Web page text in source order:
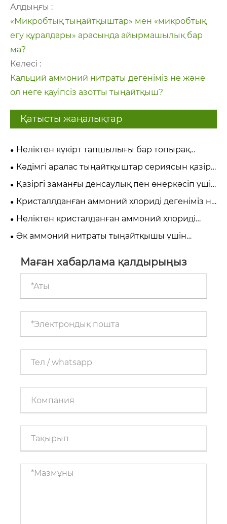
Алдыңғы :
«Микробтық тыңайтқыштар» мен «микробтық
егу құралдары» арасында айырмашылық бар
ма?
Келесі :
Кальций аммоний нитраты дегеніміз не және
ол неге қауіпсіз азотты тыңайтқыш?
Қатысты жаңалықтар
Неліктен күкірт тапшылығы бар топырақ
кондиционері дақылдардың өнімділігі мен
топырақтың саулығын өзгертеді?
Кәдімгі аралас тыңайтқыштар сериясын қазіргі
заманғы ауыл шаруашылығына не қажет етеді?
Қазіргі заманғы денсаулық пен өнеркәсіп үшін
аминқышқылдары сериясын не маңызды етеді?
Кристаллданған аммоний хлориді дегеніміз не
және ол қазіргі ауыл шаруашылығы мен
өнеркәсіп үшін неліктен маңызды
Неліктен кристалданған аммоний хлориді
қазіргі ауыл шаруашылығы мен өнеркәсіптік
тыңайтқыштар үшін маңызды
Әк аммоний нитраты тыңайтқышы үшін
Маған хабарлама қалдырыңыз